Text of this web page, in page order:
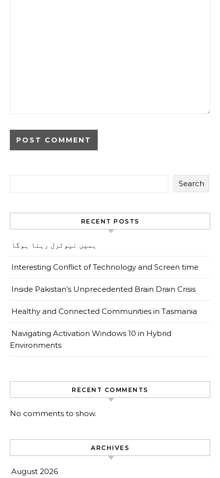
Search
RECENT POSTS
ہمیں نیوٹرل رہنا ہوگا
Interesting Conflict of Technology and Screen time
Inside Pakistan’s Unprecedented Brain Drain Crisis
Healthy and Connected Communities in Tasmania
Navigating Activation Windows 10 in Hybrid
Environments
RECENT COMMENTS
No comments to show.
ARCHIVES
August 2026